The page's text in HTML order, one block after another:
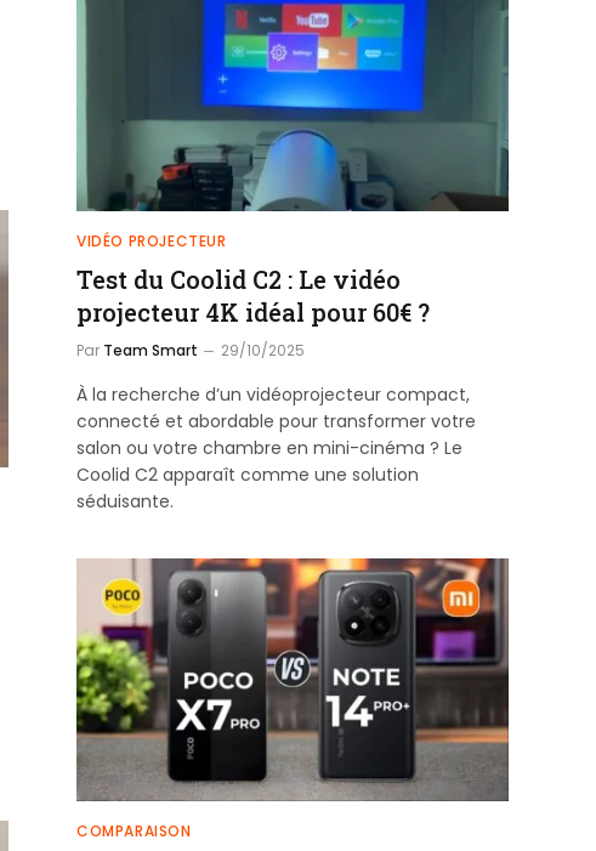
VIDÉO PROJECTEUR
Test du Coolid C2 : Le vidéo
projecteur 4K idéal pour 60€ ?
Par Team Smart 29/10/2025
À la recherche d’un vidéoprojecteur compact,
connecté et abordable pour transformer votre
salon ou votre chambre en mini-cinéma ? Le
Coolid C2 apparaît comme une solution
séduisante.
COMPARAISON